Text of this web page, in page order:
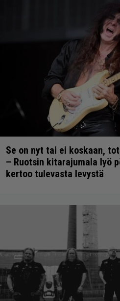
Se on nyt tai ei koskaan,
– Ruotsin kitarajumala lyö
kertoo tulevasta levystä